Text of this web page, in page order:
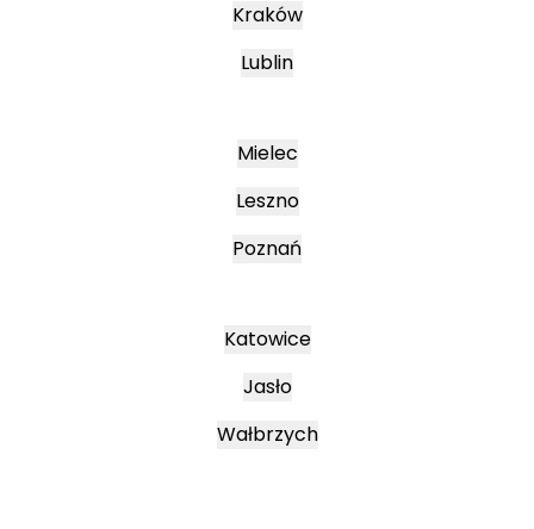
Kraków
Lublin
Mielec
Leszno
Poznań
Katowice
Jasło
Wałbrzych